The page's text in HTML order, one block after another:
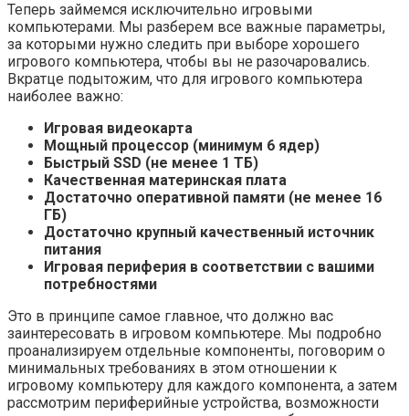
Теперь займемся исключительно игровыми
компьютерами. Мы разберем все важные параметры,
за которыми нужно следить при выборе хорошего
игрового компьютера, чтобы вы не разочаровались.
Вкратце подытожим, что для игрового компьютера
наиболее важно:
Игровая видеокарта
Мощный процессор (минимум 6 ядер)
Быстрый SSD (не менее 1 ТБ)
Качественная материнская плата
Достаточно оперативной памяти (не менее 16
ГБ)
Достаточно крупный качественный источник
питания
Игровая периферия в соответствии с вашими
потребностями
Это в принципе самое главное, что должно вас
заинтересовать в игровом компьютере. Мы подробно
проанализируем отдельные компоненты, поговорим о
минимальных требованиях в этом отношении к
игровому компьютеру для каждого компонента, а затем
рассмотрим периферийные устройства, возможности